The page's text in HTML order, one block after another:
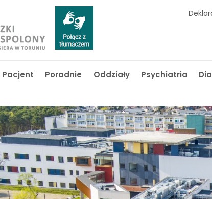
Pacjent Poradnie Oddziały Psychiatria